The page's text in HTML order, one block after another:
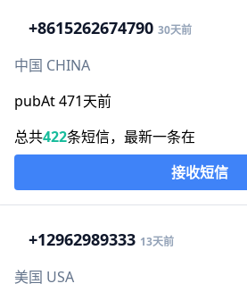
+8615262674790 30天前
中国 CHINA
pubAt 471天前
总共422条短信，最新一条在
接收短信
+12962989333 13天前
美国 USA